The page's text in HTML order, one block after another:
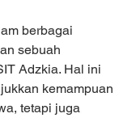
berbagai
sebuah
Adzkia. Hal ini
kemampuan
tetapi juga